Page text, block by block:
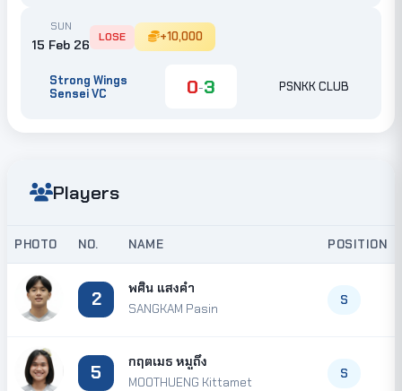
SUN
15 Feb 26
Strong Wings
Sensei VC
0-3 PSNKK CLUB
LOSE +10,000
Players
PHOTO NO. NAME POSITION
2 พศิน แสงคำ
SANGKAM Pasin
S
5 กฤตเมธ หมูถึง
MOOTHUENG Kittamet
S